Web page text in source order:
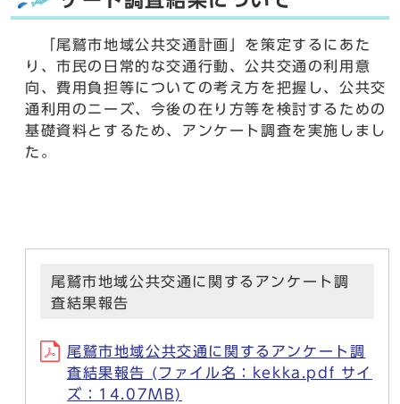
「尾鷲市地域公共交通計画」を策定するにあた
り、市民の日常的な交通行動、公共交通の利用意
向、費用負担等についての考え方を把握し、公共交
通利用のニーズ、今後の在り方等を検討するための
基礎資料とするため、アンケート調査を実施しまし
た。
尾鷲市地域公共交通に関するアンケート調
査結果報告
尾鷲市地域公共交通に関するアンケート調
査結果報告 (ファイル名：kekka.pdf サイ
ズ：14.07MB)